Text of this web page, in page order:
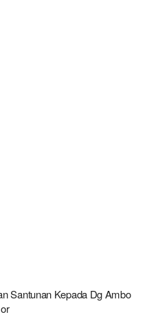
Santunan Kepada Dg Ambo